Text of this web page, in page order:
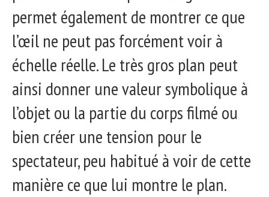
permet également de montrer ce que
l’œil ne peut pas forcément voir à
échelle réelle. Le très gros plan peut
ainsi donner une valeur symbolique à
l’objet ou la partie du corps filmé ou
bien créer une tension pour le
spectateur, peu habitué à voir de cette
manière ce que lui montre le plan.